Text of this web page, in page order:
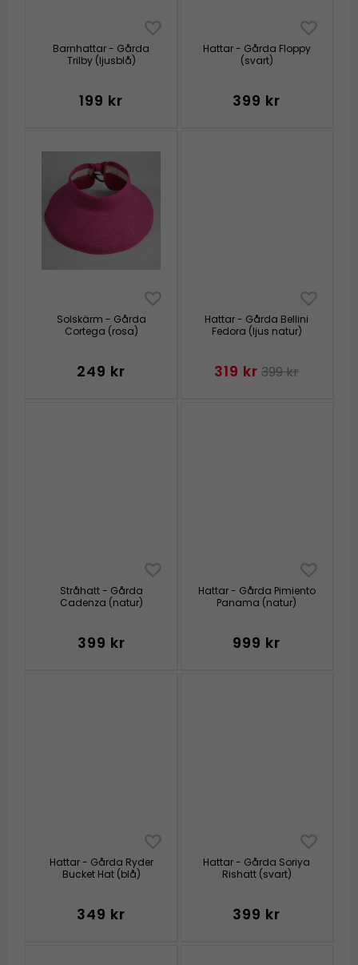
Barnhattar - Gårda
Trilby (ljusblå)
199 kr
Hattar - Gårda Floppy
(svart)
399 kr
Solskärm - Gårda
Cortega (rosa)
249 kr
Hattar - Gårda Bellini
Fedora (ljus natur)
319 kr 399 kr
Stråhatt - Gårda
Cadenza (natur)
399 kr
Hattar - Gårda Pimiento
Panama (natur)
999 kr
Hattar - Gårda Ryder
Bucket Hat (blå)
349 kr
Hattar - Gårda Soriya
Rishatt (svart)
399 kr